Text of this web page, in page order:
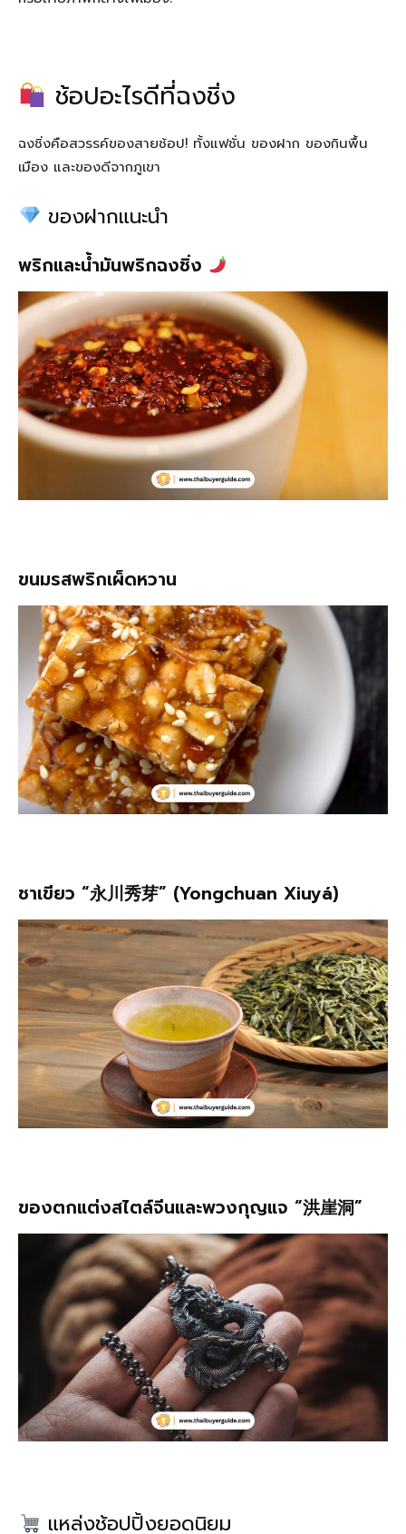
ช้อปอะไรดีที่ฉงชิ่ง
ฉงชิ่งคือสวรรค์ของสายช้อป! ทั้งแฟชั่น ของฝาก ของกินพื้น
เมือง และของดีจากภูเขา
ของฝากแนะนำ
พริกและน้ำมันพริกฉงชิ่ง
ขนมรสพริกเผ็ดหวาน
ชาเขียว “永川秀芽” (Yongchuan Xiuyá)
ของตกแต่งสไตล์จีนและพวงกุญแจ “洪崖洞”
แหล่งช้อปปิ้งยอดนิยม